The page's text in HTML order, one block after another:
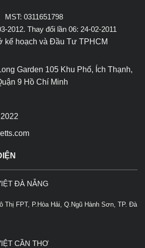
MST: 0311651798
2012. Thay đổi lần 06: 24-02-2011
kế hoạch và Đầu Tư TPHCM
Garden 105 Khu Phố, Ích Thạnh,
9 Hồ Chí Minh
ĐÀ NẴNG
Thị FPT, P.Hòa Hải, Q.Ngũ Hành Sơn, TP. Đà
CẦN THƠ